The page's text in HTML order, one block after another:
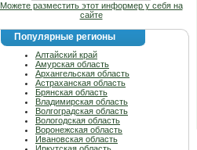
Можете разместить этот информер у себя на
сайте
Популярные регионы
Алтайский край
Амурская область
Архангельская область
Астраханская область
Брянская область
Владимирская область
Волгоградская область
Вологодская область
Воронежская область
Ивановская область